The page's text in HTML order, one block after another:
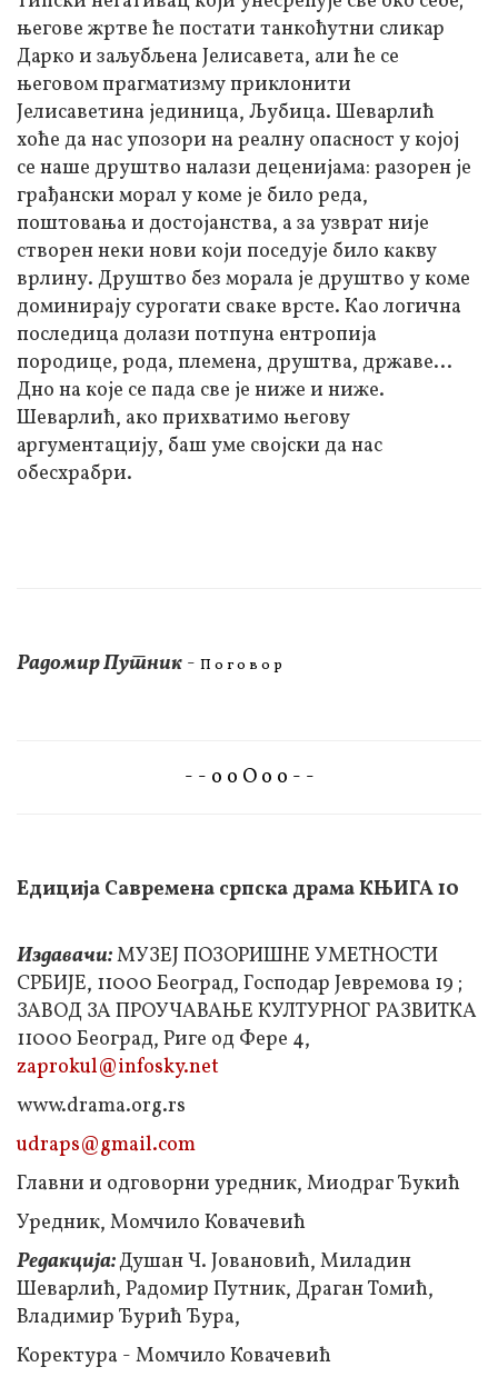
његове жртве ће постати танкоћутни сликар
Дарко и заљубљена Јелисавета, али ће се
његовом прагматизму приклонити
Јелисаветина јединица, Љубица. Шеварлић
хоће да нас упозори на реалну опасност у којој
се наше друштво налази деценијама: разорен је
грађански морал у коме је било реда,
поштовања и достојанства, а за узврат није
створен неки нови који поседује било какву
врлину. Друштво без морала је друштво у коме
доминирају сурогати сваке врсте. Као логична
последица долази потпуна ентропија
породице, рода, племена, друштва, државе...
Дно на које се пада све је ниже и ниже.
Шеварлић, ако прихватимо његову
аргументацију, баш уме својски да нас
обесхрабри.
Радомир Путник - П о г о в о р
- - о о О о о - -
Едиција Савремена српска драма КЊИГА 10
Издавачи:МУЗЕЈ ПОЗОРИШНЕ УМЕТНОСТИ
СРБИЈЕ, 11000 Београд, Господар Јевремова 19 ;
ЗАВОД ЗА ПРОУЧАВАЊЕ КУЛТУРНОГ РАЗВИТКА
11000 Београд, Риге од Фере 4,
zaprokul@infosky.net
www.drama.org.rs
udraps@gmail.com
Главни и одговорни уредник, Миодраг Ђукић
Уредник, Момчило Ковачевић
Редакција:Душан Ч. Јовановић, Миладин
Шеварлић, Радомир Путник, Драган Томић,
Владимир Ђурић Ђура,
Коректура - Момчило Ковачевић